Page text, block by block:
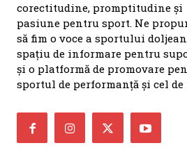
corectitudine, promptitudine și
pasiune pentru sport. Ne
să fim o voce a sportului
spațiu de informare pentru
și o platformă de promovare
sportul de performanță și cel de